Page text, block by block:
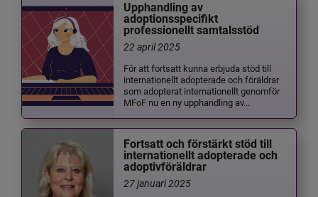
Upphandling av
adoptionsspecifikt
professionellt samtalsstöd
22 april 2025
För att fortsatt kunna erbjuda stöd till
internationellt adopterade och föräldrar
som adopterat internationellt genomför
MFoF nu en ny upphandling av...
Fortsatt och förstärkt stöd till
internationellt adopterade och
adoptivföräldrar
27 januari 2025